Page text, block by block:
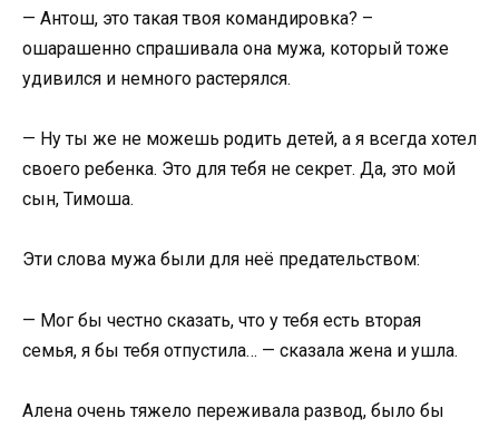
— Антош, это такая твоя командировка? –
ошарашенно спрашивала она мужа, который тоже
удивился и немного растерялся.
— Ну ты же не можешь родить детей, а я всегда хотел
своего ребенка. Это для тебя не секрет. Да, это мой
сын, Тимоша.
Эти слова мужа были для неё предательством:
— Мог бы честно сказать, что у тебя есть вторая
семья, я бы тебя отпустила… — сказала жена и ушла.
Алена очень тяжело переживала развод, было бы